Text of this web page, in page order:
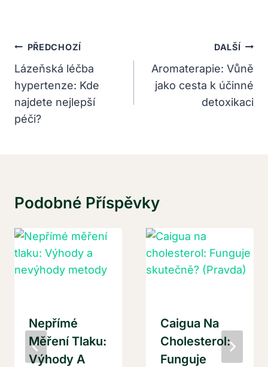
Navigace
Pro
Příspěvek
PŘEDCHOZÍ
Lázeňská léčba
hypertenze: Kde
najdete nejlepší
péči?
DALŠÍ
Aromaterapie: Vůně
jako cesta k účinné
detoxikaci
Podobné Příspěvky
Nepřímé
Měření Tlaku:
Výhody A
Caigua Na
Cholesterol:
Funguje